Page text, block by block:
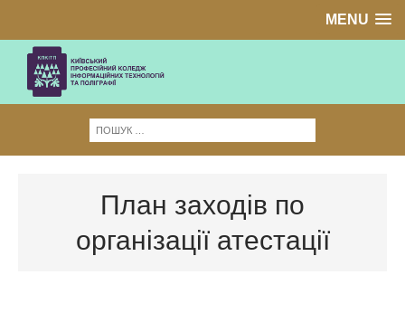
MENU
План заходів по
організації атестації